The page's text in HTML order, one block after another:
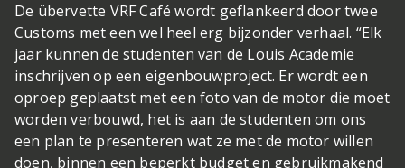
De übervette VRF Café wordt geflankeerd door twee
Customs met een wel heel erg bijzonder verhaal. “Elk
jaar kunnen de studenten van de Louis Academie
inschrijven op een eigenbouwproject. Er wordt een
oproep geplaatst met een foto van de motor die moet
worden verbouwd, het is aan de studenten om ons
een plan te presenteren wat ze met de motor willen
doen, binnen een beperkt budget en gebruikmakend